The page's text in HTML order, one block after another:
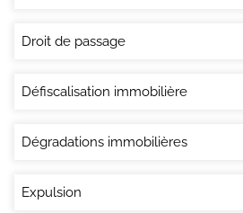
Droit de passage
Défiscalisation immobilière
Dégradations immobilières
Expulsion